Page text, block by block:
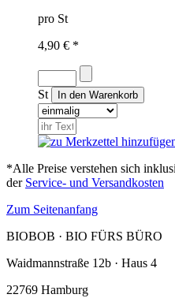
pro St
4,90 € *
St
*Alle Preise verstehen sich
der Service- und Versandkosten
Zum Seitenanfang
BIOBOB · BIO FÜRS BÜRO
Waidmannstraße 12b · Haus 4
22769 Hamburg